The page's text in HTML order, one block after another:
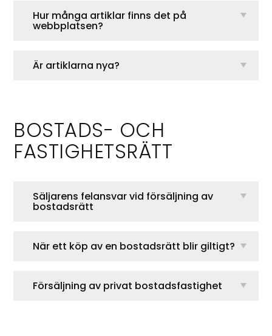
Hur många artiklar finns det på
webbplatsen?
Är artiklarna nya?
BOSTADS- OCH
FASTIGHETSRÄTT
Säljarens felansvar vid försäljning av
bostadsrätt
När ett köp av en bostadsrätt blir giltigt?
Försäljning av privat bostadsfastighet